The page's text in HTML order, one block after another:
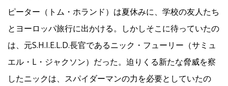
ピーター（トム・ホランド）は夏休みに、学校の友人たち
とヨーロッパ旅行に出かける。しかしそこに待っていたの
は、元S.H.I.E.L.D.長官であるニック・フューリー（サミュ
エル・L・ジャクソン）だった。迫りくる新たな脅威を察
したニックは、スパイダーマンの力を必要としていたの